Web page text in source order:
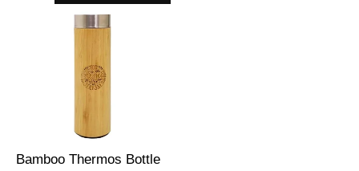
Bamboo Thermos Bottle